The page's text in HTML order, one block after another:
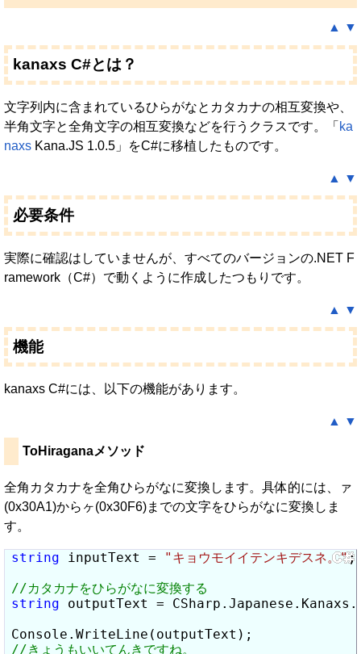
▲ ▼
kanaxs C#とは？
文字列内に含まれているひらがなとカタカナの相互変換や、
半角文字と全角文字の相互変換などを行うクラスです。「 ka
naxs Kana.JS 1.0.5」をC#に移植したものです。
▲ ▼
必要条件
実際に確認はしていませんが、すべてのバージョンの.NET F
ramework（C#）で動くように作成したつもりです。
▲ ▼
機能
kanaxs C#には、以下の機能があります。
▲ ▼
ToHiraganaメソッド
全角カタカナを全角ひらがなに変換します。具体的には、ァ
(0x30A1)からヶ(0x30F6)までの文字をひらがなに変換しま
す。
string inputText = "キョウモイイテンキデスネ。";
string outputText =